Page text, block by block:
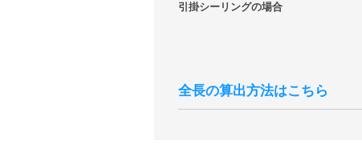
引掛シーリングの場合
全長の算出方法はこちら